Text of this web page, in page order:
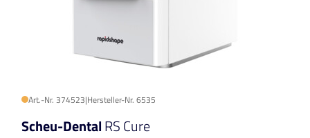
Art.-Nr. 374523|Hersteller-Nr. 6535
Scheu-DentalRS Cure